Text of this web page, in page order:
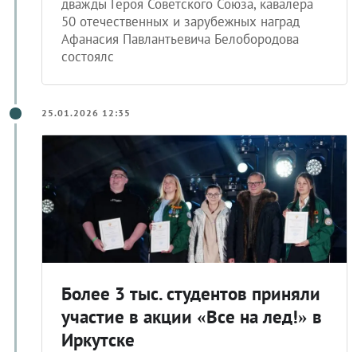
дважды Героя Советского Союза, кавалера
50 отечественных и зарубежных наград
Афанасия Павлантьевича Белобородова
состоялс
25.01.2026 12:35
Более 3 тыс. студентов приняли
участие в акции «Все на лед!» в
Иркутске